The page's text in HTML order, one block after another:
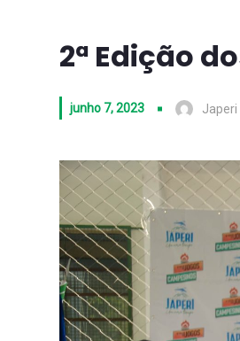
2ª Edição
junho 7, 2023 Japeri